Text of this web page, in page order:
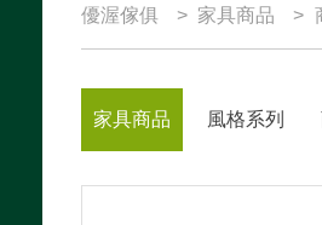
優渥傢俱 家具商品
家具商品 風格系列